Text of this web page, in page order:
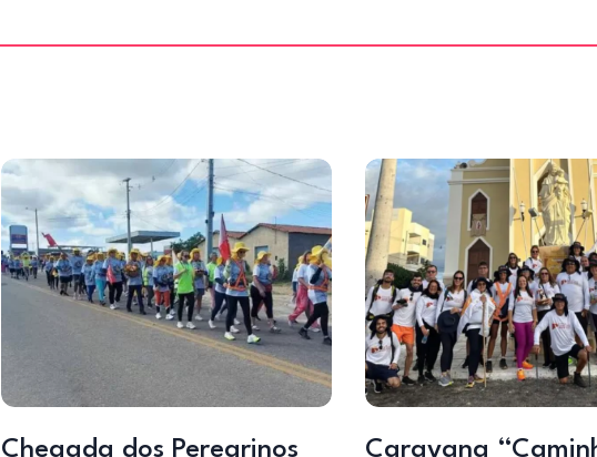
Chegada dos Peregrinos
Caravana